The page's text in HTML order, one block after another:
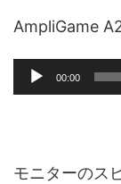
AmpliGame
ヤ
00:00
モニターのス